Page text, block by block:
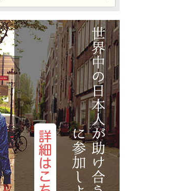
カンボジア
スリランカ
ネパール
パキスタン
フィリピン
マカオ
ミャンマー
ラオス
セアニア
した
VIEWED ARTICLE
見つかりませんで
した
ARTICLE
見つかりませんで
した
ARTICLE
ませんでした
ARTICLE
ませんでした
ARTICLE
せんでした
した
でした
た
んでした
んでした